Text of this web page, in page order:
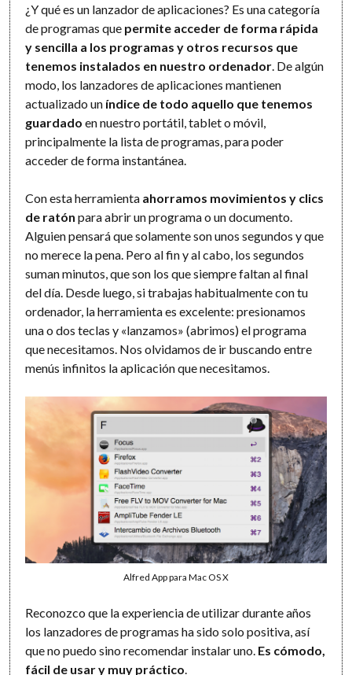
¿Y qué es un lanzador de aplicaciones? Es una categoría
de programas que permite acceder de forma rápida
y sencilla a los programas y otros recursos que
tenemos instalados en nuestro ordenador . De algún
modo, los lanzadores de aplicaciones mantienen
actualizado un índice de todo aquello que tenemos
guardado en nuestro portátil, tablet o móvil,
principalmente la lista de programas, para poder
acceder de forma instantánea.
Con esta herramienta ahorramos movimientos y clics
de ratón para abrir un programa o un documento.
Alguien pensará que solamente son unos segundos y que
no merece la pena. Pero al fin y al cabo, los segundos
suman minutos, que son los que siempre faltan al final
del día. Desde luego, si trabajas habitualmente con tu
ordenador, la herramienta es excelente: presionamos
una o dos teclas y «lanzamos» (abrimos) el programa
que necesitamos. Nos olvidamos de ir buscando entre
menús infinitos la aplicación que necesitamos.
Alfred App para Mac OS X
Reconozco que la experiencia de utilizar durante años
los lanzadores de programas ha sido solo positiva, así
que no puedo sino recomendar instalar uno. Es cómodo,
fácil de usar y muy práctico.